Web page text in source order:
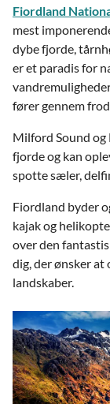
Fiordland
mest
dybe fjorde,
er et paradis for
fører gennem
Milford Sound og
fjorde og kan
spotte sæler,
Fiordland byder
kajak og
over den
dig, der ønsker at
landskaber.